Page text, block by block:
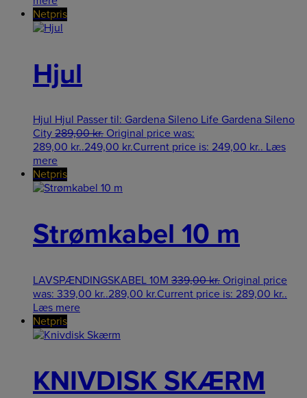
Netpris
Hjul
Hjul Hjul Passer til: Gardena Sileno Life Gardena Sileno
City 289,00kr. Original price was:
289,00 kr..249,00 kr.Current price is: 249,00 kr.. Læs
mere
Netpris
Strømkabel 10 m
LAVSPÆNDINGSKABEL 10M 339,00kr. Original price
was: 339,00 kr..289,00 kr.Current price is: 289,00 kr..
Læs mere
Netpris
KNIVDISK SKÆRM